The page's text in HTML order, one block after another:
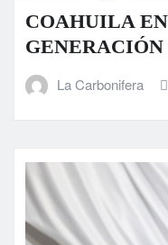
COAHUILA
La Carbonifera